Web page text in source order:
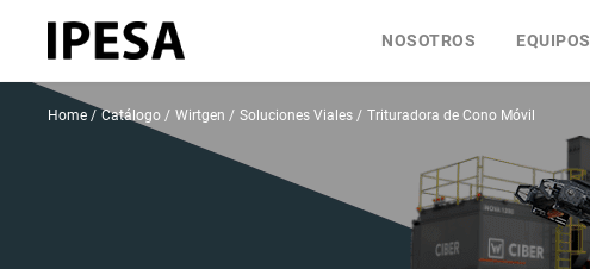
NOSOTROS EQUIPOS
Home Catálogo Wirtgen Soluciones Viales Trituradora de Cono Móvil